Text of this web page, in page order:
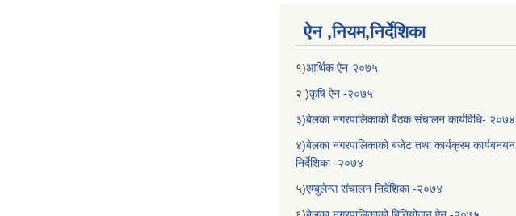
ऐन ,नियम,निर्देशिका
१)आर्थिक ऐन-२०७५
२ )कृषि ऐन -२०७५
३)बेलका नगरपालिकाको बैठक संचालन कार्यविधि- २०७४
४)बेलका नगरपालिकाको बजेट तथा कार्यक्रम कार्यबनयन
निर्देशिका -२०७४
५)एम्बुलेन्स संचालन निर्देशिका -२०७४